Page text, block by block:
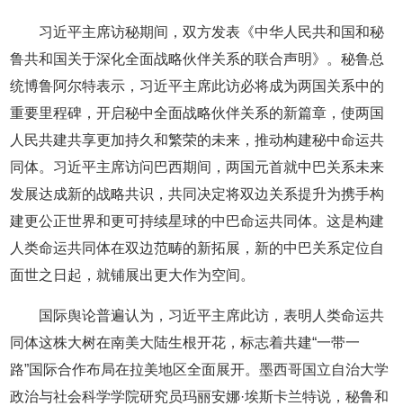
习近平主席访秘期间，双方发表《中华人民共和国和秘
鲁共和国关于深化全面战略伙伴关系的联合声明》。秘鲁总
统博鲁阿尔特表示，习近平主席此访必将成为两国关系中的
重要里程碑，开启秘中全面战略伙伴关系的新篇章，使两国
人民共建共享更加持久和繁荣的未来，推动构建秘中命运共
同体。习近平主席访问巴西期间，两国元首就中巴关系未来
发展达成新的战略共识，共同决定将双边关系提升为携手构
建更公正世界和更可持续星球的中巴命运共同体。这是构建
人类命运共同体在双边范畴的新拓展，新的中巴关系定位自
面世之日起，就铺展出更大作为空间。
国际舆论普遍认为，习近平主席此访，表明人类命运共
同体这株大树在南美大陆生根开花，标志着共建“一带一
路”国际合作布局在拉美地区全面展开。墨西哥国立自治大学
政治与社会科学学院研究员玛丽安娜·埃斯卡兰特说，秘鲁和